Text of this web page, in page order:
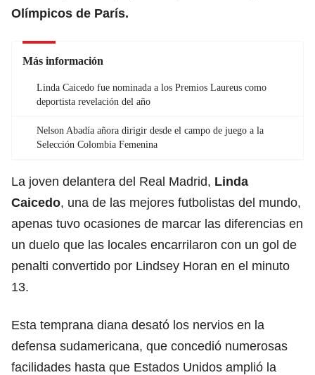
Olímpicos de París.
Más información
Linda Caicedo fue nominada a los Premios Laureus como
deportista revelación del año
Nelson Abadía añora dirigir desde el campo de juego a la
Selección Colombia Femenina
La joven delantera del Real Madrid, Linda
Caicedo, una de las mejores futbolistas del mundo,
apenas tuvo ocasiones de marcar las diferencias en
un duelo que las locales encarrilaron con un gol de
penalti convertido por Lindsey Horan en el minuto
13.
Esta temprana diana desató los nervios en la
defensa sudamericana, que concedió numerosas
facilidades hasta que Estados Unidos amplió la